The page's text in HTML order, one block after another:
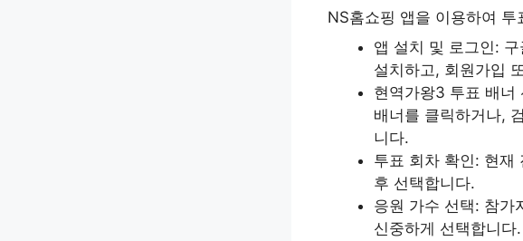
NS홈쇼핑 앱을 이용하여
앱 설치 및 로그인:
설치하고, 회원가입
현역가왕3 투표 배너
배너를 클릭하거나,
니다.
투표 회차 확인: 현재
후 선택합니다.
응원 가수 선택: 참가
신중하게 선택합니다.